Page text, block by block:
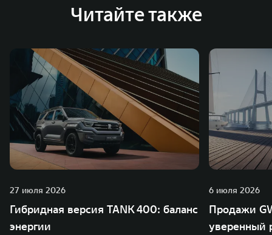
Читайте также
27 июля 2026
Гибридная версия TANK 400: баланс
энергии
6 июля 2026
Продажи
уверенный